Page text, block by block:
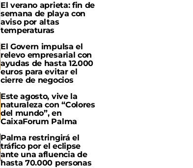
El verano aprieta: fin de
semana de playa con
aviso por altas
temperaturas
El Govern impulsa el
relevo empresarial con
ayudas de hasta 12.000
euros para evitar el
cierre de negocios
Este agosto, vive la
naturaleza con “Colores
del mundo”, en
CaixaForum Palma
Palma restringirá el
tráfico por el eclipse
ante una afluencia de
hasta 70.000 personas